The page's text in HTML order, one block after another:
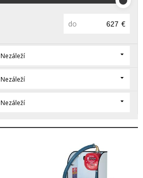
do €
Nezáleží
Nezáleží
Nezáleží